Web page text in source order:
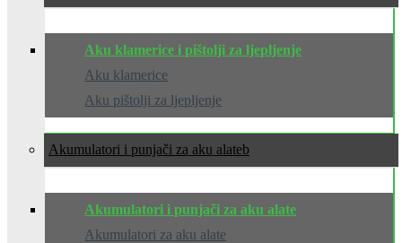
Aku klamerice i pištolji za ljepljenje
Aku klamerice
Aku pištolji za ljepljenje
Akumulatori i punjači za aku alate
Akumulatori i punjači za aku alate
Akumulatori za aku alate